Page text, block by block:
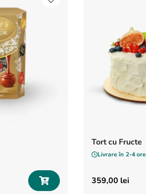
Tort cu Fructe
Livrare în 2-4 ore
359,00 lei